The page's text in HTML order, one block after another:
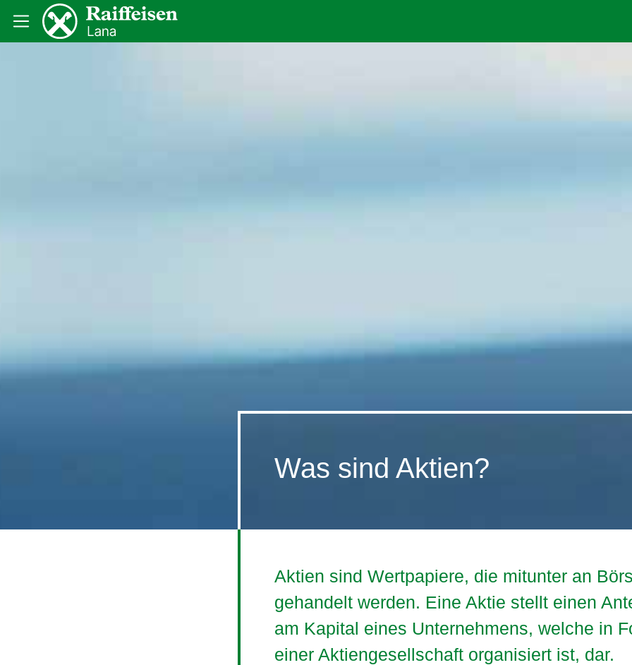
Was sind Aktien?
Aktien sind Wertpapiere, die mitunter an
gehandelt werden. Eine Aktie stellt einen
am Kapital eines Unternehmens, welche in
einer Aktiengesellschaft organisiert ist, dar.